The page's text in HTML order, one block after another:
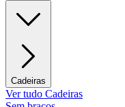
Cadeiras
Ver tudo Cadeiras